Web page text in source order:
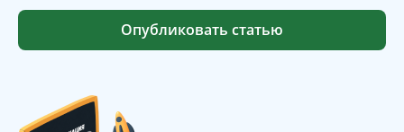
Опубликовать статью